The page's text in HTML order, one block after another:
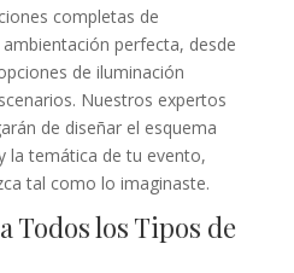
completas de
perfecta, desde
de iluminación
Nuestros expertos
de diseñar el esquema
la temática de tu evento,
tal como lo imaginaste.
Todos los Tipos de